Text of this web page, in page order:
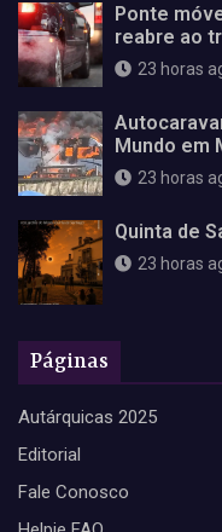
Ponte
reabre ao
23 horas
Mundo em
23 horas
Quinta de
23 horas
Páginas
Autárquicas 2025
Editorial
Fale Conosco